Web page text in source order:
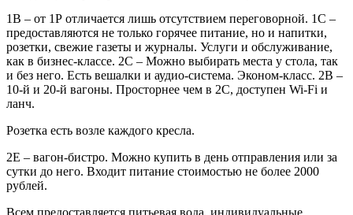
1В – от 1Р отличается лишь отсутствием переговорной. 1С –
предоставляются не только горячее питание, но и напитки,
розетки, свежие газеты и журналы. Услуги и обслуживание,
как в бизнес-классе. 2С – Можно выбирать места у стола, так
и без него. Есть вешалки и аудио-система. Эконом-класс. 2В –
10-й и 20-й вагоны. Просторнее чем в 2С, доступен Wi-Fi и
ланч.
Розетка есть возле каждого кресла.
2Е – вагон-бистро. Можно купить в день отправления или за
сутки до него. Входит питание стоимостью не более 2000
рублей.